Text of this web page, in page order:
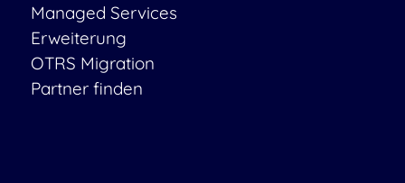
Managed Services
Erweiterung
OTRS Migration
Partner finden